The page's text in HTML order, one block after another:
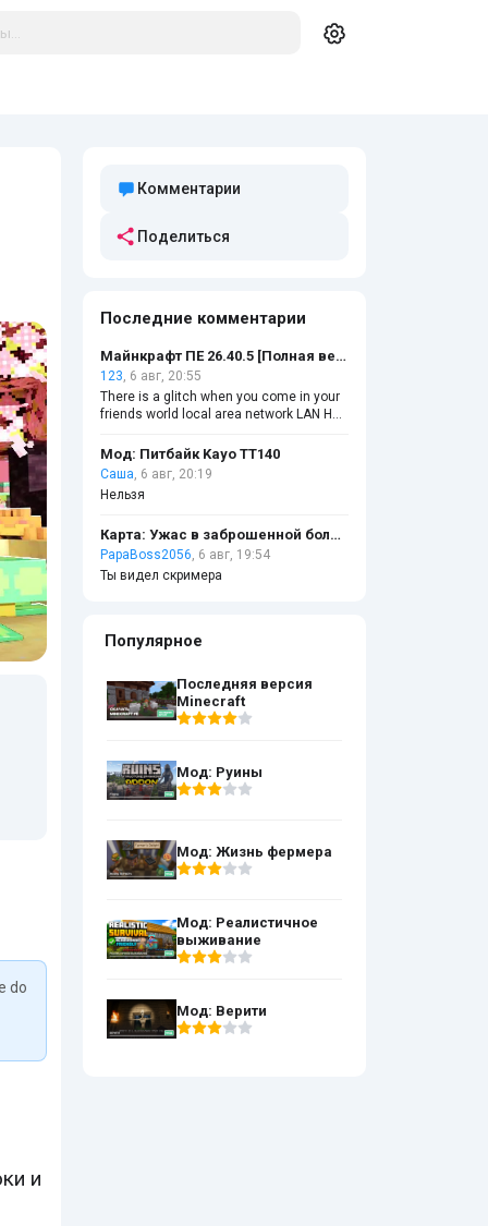
do
и
Комментарии
Поделиться
Последние комментарии
Майнкрафт ПЕ 26.40.5 [Полная версия]
123, 6 авг, 20:55
There is a glitch when you come in your
friends world local area network LAN He
Мод: Питбайк Kayo TT140
Саша, 6 авг, 20:19
Нельзя
Карта: Ужас в заброшенной больнице
PapaBoss2056, 6 авг, 19:54
Ты видел скримера
Популярное
Последняя версия
Minecraft
Мод: Руины
Мод: Жизнь фермера
Мод: Реалистичное
выживание
Мод: Верити